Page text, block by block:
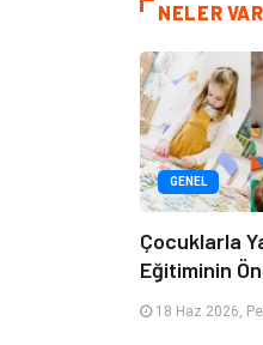
NELER VAR
GENEL
Çocuklarla
Eğitiminin
18 Haz 2026,